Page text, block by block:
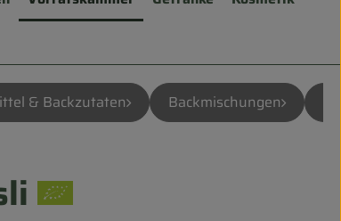
& Backzutaten Backmischungen